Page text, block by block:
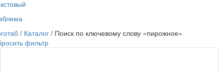
/ Каталог / Поиск по ключевому слову «пирожное»
фильтр